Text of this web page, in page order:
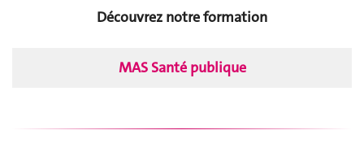
Découvrez notre formation
MAS Santé publique